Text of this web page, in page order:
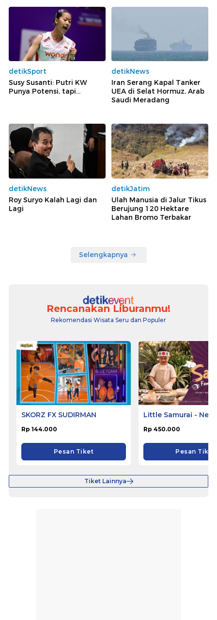
detikSport
Susy Susanti: Putri KW
Punya Potensi, tapi...
detikNews
Iran Serang Kapal Tanker
UEA di Selat Hormuz, Arab
Saudi Meradang
detikNews
Roy Suryo Kalah Lagi dan
Lagi
detikJatim
Ulah Manusia di Jalur Tikus
Berujung 120 Hektare
Lahan Bromo Terbakar
Selengkapnya
Rencanakan Liburanmu!
Rekomendasi Wisata Seru dan Populer
SKORZ FX SUDIRMAN
Rp 144.000
Pesan Tiket
Little Samurai -
Rp 450.000
Pesan Tiket
Tiket Lainnya